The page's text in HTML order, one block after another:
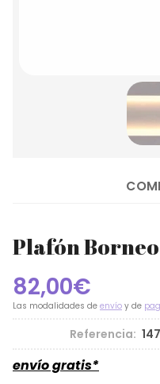
Plafón
82,00€
Las modalidades de envío y de
Referencia:
envío gratis*